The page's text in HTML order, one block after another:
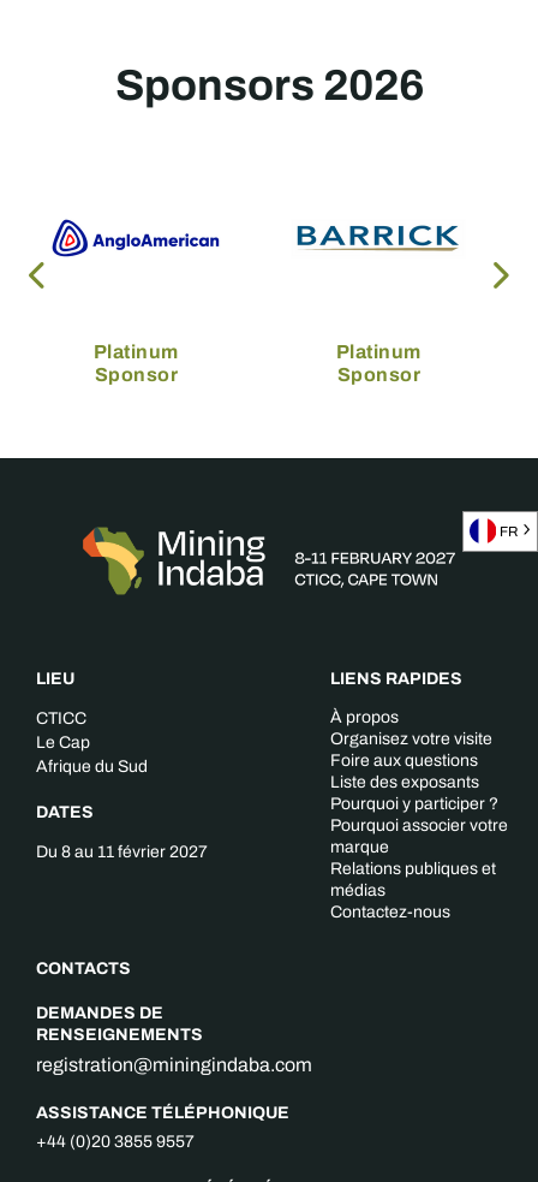
Sponsors 2026
Platinum
Sponsor
Platinum
Sponsor
LIEU
CTICC
Le Cap
Afrique du Sud
DATES
Du 8 au 11 février 2027
CONTACTS
DEMANDES DE
RENSEIGNEMENTS
registration@miningindaba.com
ASSISTANCE TÉLÉPHONIQUE
+44 (0)20 3855 9557
LIENS RAPIDES
À propos
Organisez votre visite
Foire aux questions
Liste des exposants
Pourquoi y participer ?
Pourquoi associer votre
marque
Relations publiques et
médias
Contactez-nous
FR